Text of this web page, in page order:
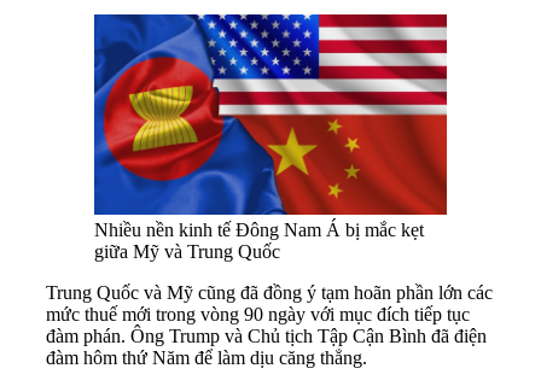
Nhiều nền kinh tế Đông Nam Á bị mắc kẹt
giữa Mỹ và Trung Quốc
Trung Quốc và Mỹ cũng đã đồng ý tạm hoãn phần lớn các
mức thuế mới trong vòng 90 ngày với mục đích tiếp tục
đàm phán. Ông Trump và Chủ tịch Tập Cận Bình đã điện
đàm hôm thứ Năm để làm dịu căng thẳng.